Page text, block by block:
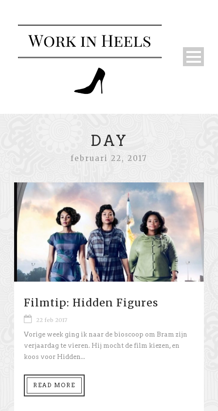
DAY
februari 22, 2017
Filmtip: Hidden Figures
22 feb 2017
Vorige week ging ik naar de bioscoop om Bram zijn
verjaardag te vieren. Hij mocht de film kiezen, en
koos voor Hidden...
READ MORE